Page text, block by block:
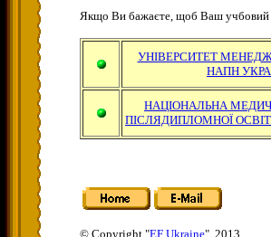
Якщо Ви бажаєте, щоб Ваш учбовий
УНІВЕРСИТЕТ
НАПН
НАЦІОНАЛЬНА
ПІСЛЯДИПЛОМНОЇ
© Copyright "EF Ukraine", 2013